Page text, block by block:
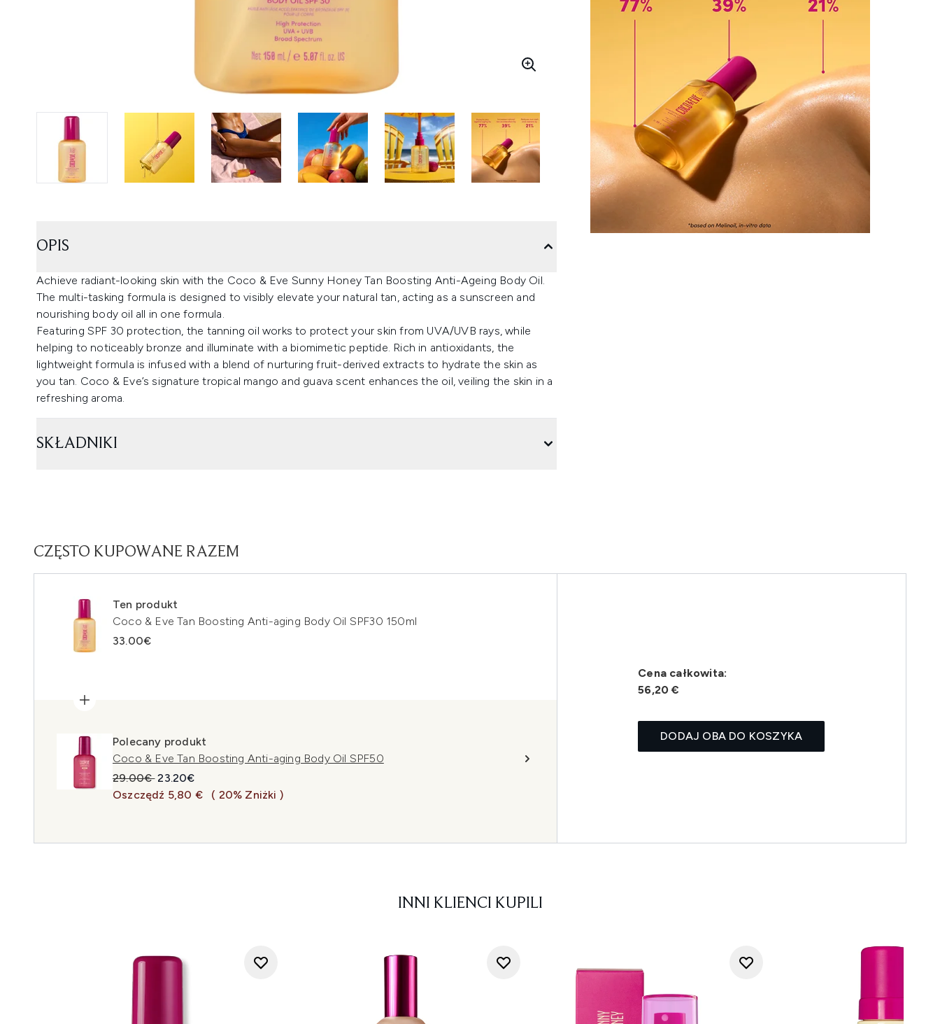
OPIS
Achieve radiant-looking skin with the Coco & Eve Sunny Honey Tan Boosting Anti-Ageing Body Oil.
The multi-tasking formula is designed to visibly elevate your natural tan, acting as a sunscreen and
nourishing body oil all in one formula.
Featuring SPF 30 protection, the tanning oil works to protect your skin from UVA/UVB rays, while
helping to noticeably bronze and illuminate with a biomimetic peptide. Rich in antioxidants, the
lightweight formula is infused with a blend of nurturing fruit-derived extracts to hydrate the skin as
you tan. Coco & Eve’s signature tropical mango and guava scent enhances the oil, veiling the skin in a
refreshing aroma.
SKŁADNIKI
CZĘSTO KUPOWANE RAZEM
Ten produkt
Coco & Eve Tan Boosting Anti-aging Body Oil SPF30 150ml
33.00€
Polecany produkt
Coco & Eve Tan Boosting Anti-aging Body Oil SPF50
Sugerowana cena detaliczna:
29.00€Aktualna cena:
23.20€
Oszczędź 5,80 €
( 20% Zniżki )
Cena całkowita:
56,20 €
DODAJ OBA DO KOSZYKA
INNI KLIENCI KUPILI